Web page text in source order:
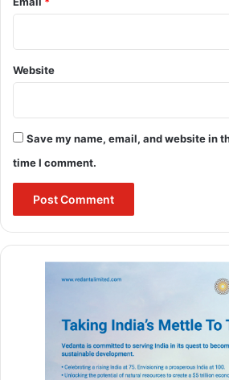
Website
Save my name, email, and website in
time I comment.